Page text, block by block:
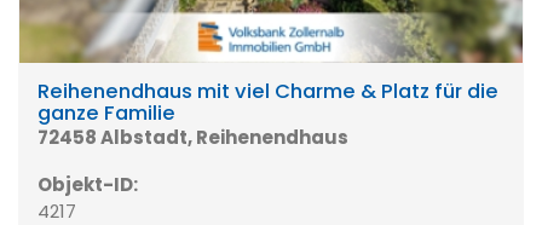
Reihenendhaus mit viel Charme & Platz für die
ganze Familie
72458 Albstadt, Reihenendhaus
Objekt-ID:
4217